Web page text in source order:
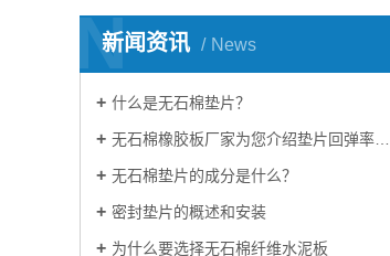
新闻资讯 News
N
什么是无石棉垫片？
无石棉橡胶板厂家为您介绍垫片回弹率及压缩率知识
无石棉垫片的成分是什么？
密封垫片的概述和安装
为什么要选择无石棉纤维水泥板